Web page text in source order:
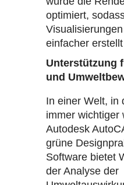
optimiert,
einfacher
Unterstützung
und
In einer Welt, in
immer wichtiger
Autodesk
grüne
Software bietet
der Analyse der